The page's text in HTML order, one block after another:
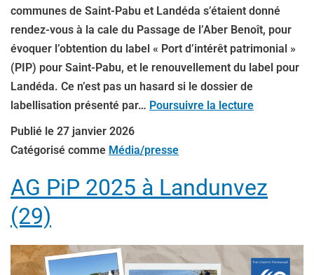
communes de Saint-Pabu et Landéda s’étaient donné
rendez-vous à la cale du Passage de l’Aber Benoît, pour
évoquer l’obtention du label « Port d’intérêt patrimonial »
(PIP) pour Saint-Pabu, et le renouvellement du label pour
Landéda. Ce n’est pas un hasard si le dossier de
labellisation présenté par… Poursuivre la lecture
Publié le 27 janvier 2026
Catégorisé comme Média/presse
AG PiP 2025 à Landunvez
(29)